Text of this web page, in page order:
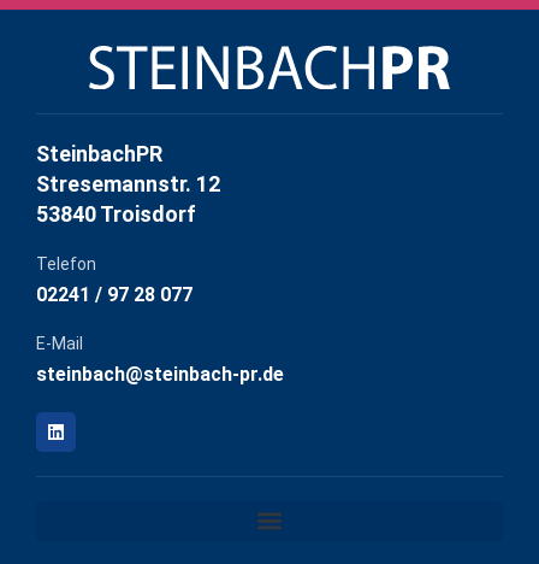
SteinbachPR
Stresemannstr. 12
53840 Troisdorf
Telefon
02241 / 97 28 077
E-Mail
steinbach@steinbach-pr.de